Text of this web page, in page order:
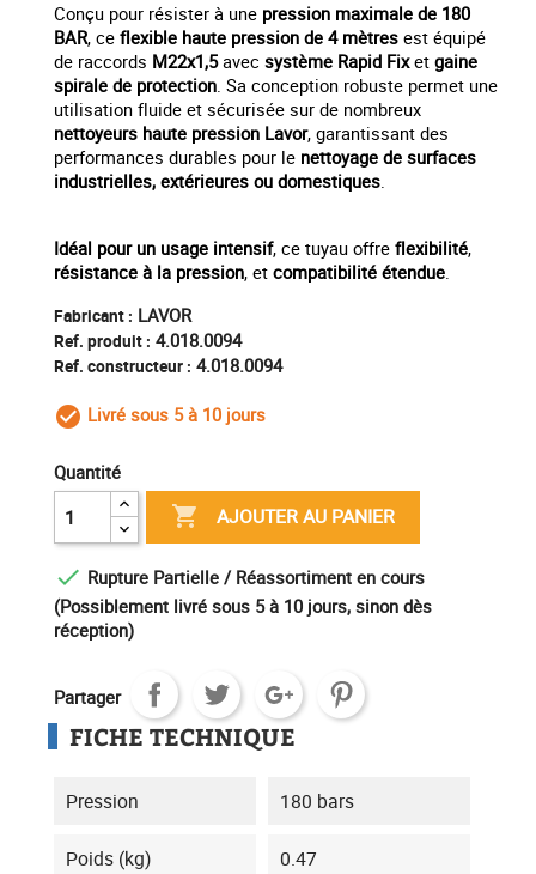
Conçu pour résister à une pression maximale de 180
BAR, ce flexible haute pression de 4 mètres est équipé
de raccords M22x1,5avec système Rapid Fixet gaine
spirale de protection. Sa conception robuste permet une
utilisation fluide et sécurisée sur de nombreux
nettoyeurs haute pression Lavor, garantissant des
performances durables pour le nettoyage de surfaces
industrielles, extérieures ou domestiques.
Idéal pour un usage intensif, ce tuyau offre flexibilité,
résistance à la pression, et compatibilité étendue.
Fabricant : LAVOR
Ref. produit : 4.018.0094
Ref. constructeur : 4.018.0094
check_circle_outline
Livré sous 5 à 10 jours
Quantité
 AJOUTER AU PANIER
 Rupture Partielle / Réassortiment en cours
(Possiblement livré sous 5 à 10 jours, sinon dès
réception)
Partager
FICHE TECHNIQUE
Pression 180 bars
Poids (kg) 0.47